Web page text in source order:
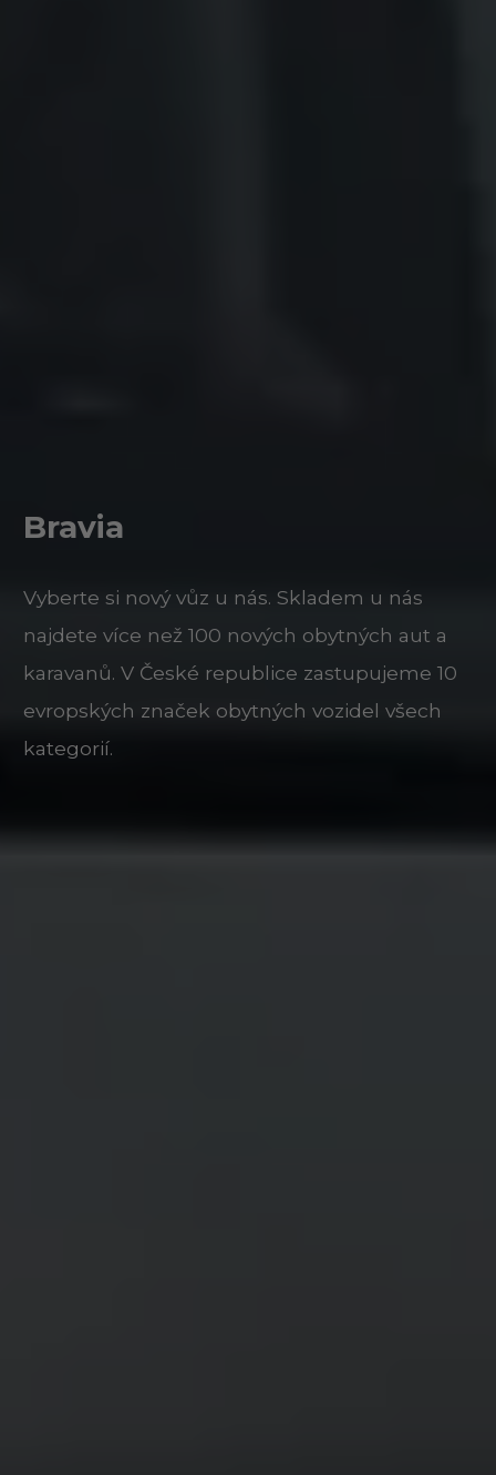
Bravia
Vyberte si nový vůz u nás. Skladem u nás
najdete více než 100 nových obytných aut a
karavanů. V České republice zastupujeme 10
evropských značek obytných vozidel všech
kategorií.